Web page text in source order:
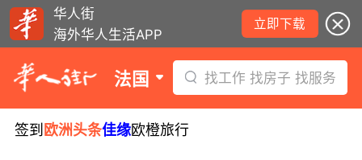
华人街
海外华人生活APP
立即下载
法国 找工作 找房子 找服务
签到 欧洲头条佳缘欧橙旅行